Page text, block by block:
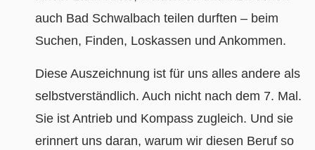
auch Bad Schwalbach teilen durften – beim
Suchen, Finden, Loskassen und Ankommen.
Diese Auszeichnung ist für uns alles andere als
selbstverständlich. Auch nicht nach dem 7. Mal.
Sie ist Antrieb und Kompass zugleich. Und sie
erinnert uns daran, warum wir diesen Beruf so